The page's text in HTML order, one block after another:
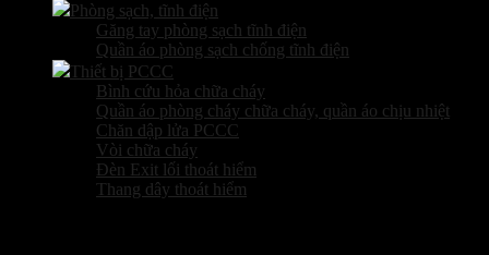
Phòng sạch, tĩnh điện
Găng tay phòng sạch tĩnh điện
Quần áo phòng sạch chống tĩnh điện
Thiết bị PCCC
Bình cứu hỏa chữa cháy
Quần áo phòng cháy chữa cháy, quần áo chịu nhiệt
Chăn dập lửa PCCC
Vòi chữa cháy
Đèn Exit lối thoát hiểm
Thang dây thoát hiểm